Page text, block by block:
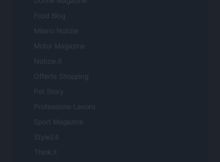
Food Blog
Milano Notizie
Motor Magazine
Notizie.it
Offerte Shopping
Pet Story
Professione Lavoro
Sport Magazine
Style24
Think.it